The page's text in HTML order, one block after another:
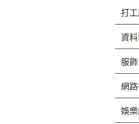
打
資
服飾
網
娛